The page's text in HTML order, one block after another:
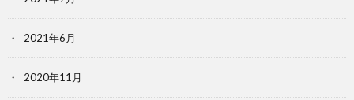
2021年6月
2020年11月